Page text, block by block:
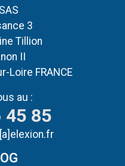
3
Tillion
II
Loire FRANCE
au :
45 85